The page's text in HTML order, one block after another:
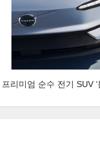
리미엄 순수 전기 SUV